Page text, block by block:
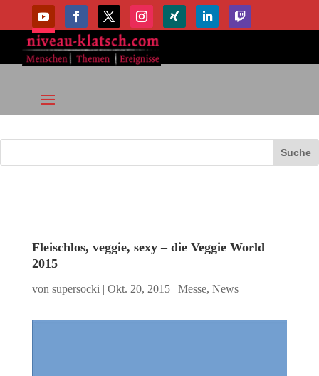
Fleischlos, veggie, sexy – die Veggie World
2015
von supersocki | Okt. 20, 2015| Messe, News